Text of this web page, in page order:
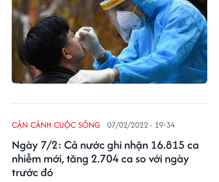
Ngày 7/2: Cả nước ghi nhận 16.815 ca
nhiễm mới, tăng 2.704 ca so với ngày
trước đó
CẬN CẢNH CUỘC SỐNG 07/02/2022 - 19:34